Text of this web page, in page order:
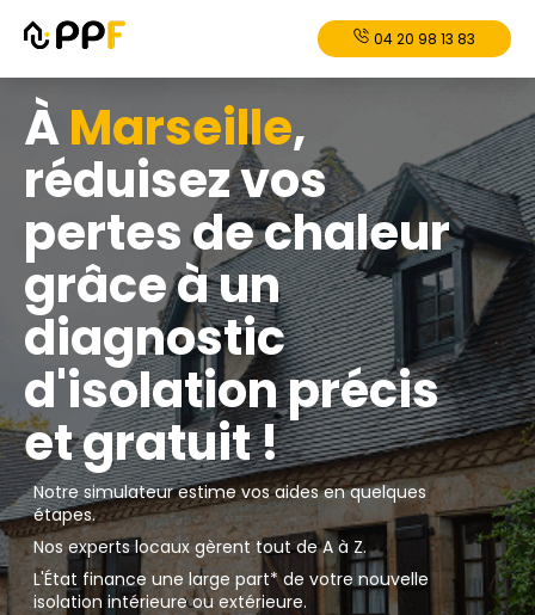
04 20 98 13 83
ÀMarseille,
réduisez vos
pertes de chaleur
grâce à un
diagnostic
d'isolation précis
et gratuit !
Notre simulateur estime vos aides en quelques
étapes.
Nos experts locaux gèrent tout de A à Z.
L'État finance une large part* de votre nouvelle
isolation intérieure ou extérieure.